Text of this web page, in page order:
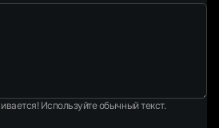
Используйте обычный текст.